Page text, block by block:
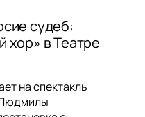
судеб:
хор» в Театре
на спектакль
Людмилы